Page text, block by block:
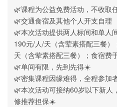
🌿课程为公益免费活动，不收取
🌿交通食宿及其他个人开支自理
🌿本次活动提供两人标间和单人
190元/人/天（含荤素搭配三餐
天（含荤素搭配三餐）；食宿
🌿单间有限，先到先得☀️
🌿密集课程因缘难得，全程参加
🌿本次活动可接纳60岁以下新人
修推荐担保☀️